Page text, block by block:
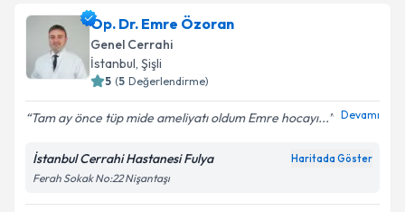
Op. Dr. Emre Özoran
Genel Cerrahi
İstanbul, Şişli
5 (5 Değerlendirme)
Tam ay önce tüp mide ameliyatı oldum Emre hocayı... Devamı
İstanbul Cerrahi Hastanesi Fulya Haritada Göster
Ferah Sokak No:22 Nişantaşı